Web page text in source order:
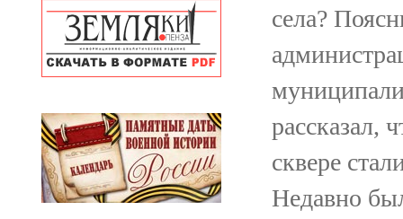
села?
рассказал,
сквере
Недавно